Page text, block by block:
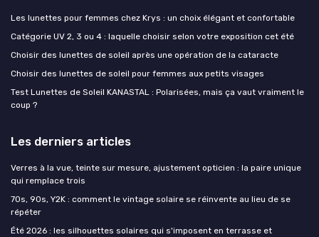
Les lunettes pour femmes chez Krys : un choix élégant et confortable
Catégorie UV 2, 3 ou 4 : laquelle choisir selon votre exposition cet été
Choisir des lunettes de soleil après une opération de la cataracte
Choisir des lunettes de soleil pour femmes aux petits visages
Test Lunettes de Soleil KANASTAL : Polarisées, mais ça vaut vraiment le
coup ?
Les derniers articles
Verres à la vue, teinte sur mesure, ajustement opticien : la paire unique
qui remplace trois
70s, 90s, Y2K : comment le vintage solaire se réinvente au lieu de se
répéter
Été 2026 : les silhouettes solaires qui s'imposent en terrasse et